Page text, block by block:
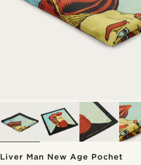
Liver Man New Age Pochet